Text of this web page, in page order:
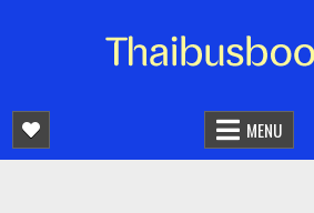
จองตั๋วรถออนไลน์ 24 ชั่วโมง
MENU